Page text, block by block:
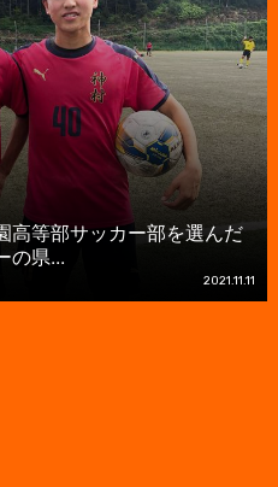
高等部サッカー部を選んだ
の県...
2021.11.11